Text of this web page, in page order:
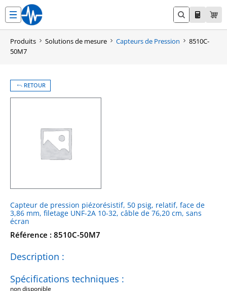
contenu
Produits Solutions de mesure Capteurs de Pression
8510C-
50M7
RETOUR
Capteur de pression piézorésistif, 50 psig, relatif, face de
3,86 mm, filetage UNF-2A 10-32, câble de 76,20 cm, sans
écran
Référence : 8510C-50M7
Spécifications techniques :
non disponible
Description :